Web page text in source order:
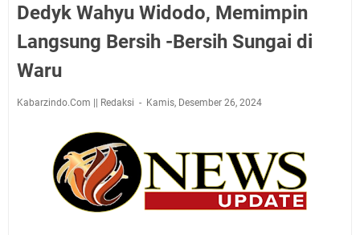
Dedyk Wahyu Widodo, Memimpin
Langsung Bersih -Bersih Sungai di
Waru
Kabarzindo.Com || Redaksi Kamis, Desember 26, 2024